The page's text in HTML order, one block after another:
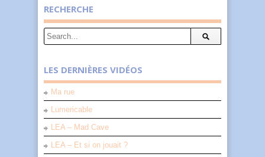
RECHERCHE
LES DERNIÈRES VIDÉOS
Ma rue
Lumericable
LEA – Mad Cave
LEA – Et si on jouait ?